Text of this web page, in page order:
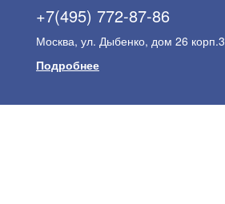
+7(495) 772-87-86
Москва, ул. Дыбенко, дом 26 корп.3
Подробнее